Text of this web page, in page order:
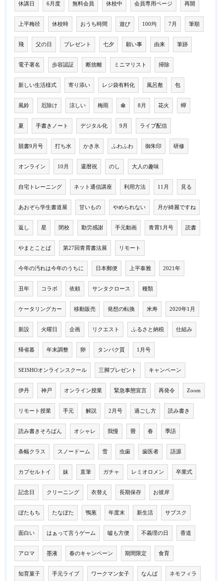
休講日 6月度 無料会員 休校中 会員専用ページ 再開
上平梅径 休校時 おうち時間 遊び 100均 7月 筆順
飛 父の日 プレゼント 七夕 願い事 由来 筆跡
電子署名 歩容認証 断捨離 ミニマリスト 掃除
新しい生活様式 寄り添い レジ袋有料化 風呂敷 包
風鈴 厄除け 涼しい 梅雨 傘 8月 花火 蟬
夏 手書きノート デジタル化 9月 ライブ配信
競書9月号 打ち水 かき氷 ふわふわ 御朱印 研修
オンライン 10月 還暦祝 のし 大人の趣味
自宅トレーニング ネット通信講座 利用方法 11月 見る
あおぞら学生書道展 甘いもの やめられない 月が綺麗ですね
返し 星 閉校 勤労感謝 手元動画 青霄1月号 読書
やまとことば 第27回青霄書法展 リモート
今年の汚れは今年のうちに 日本郵便 上平泰雅 2021年
丑年 コラボ 依頼 サンタクロース 種類
ケータリングカー 移動販売 発想の転換 米寿 2020年1月
新設 火曜日 企画 リクエスト ふるさと納税 仕組み
帰省暮 年末調整 卵 タンパク質 1月号
SEISHOオンラインスクール 三脚プレゼント キャンペーン
伊丹 神戸 オンライン授業 緊急事態宣言 再発令 Zoom
リモート授業 手元 解説 2月号 過ごし方 読み書き
読み書きそろばん オシャレ 我慢 畳 春 季語
条幅クラス スノードーム 雪 虫歯 歯医者 語源
カプセルトイ 妹 直筆 ガチャ レミオロメン 卒業式
記念日 クリーニング 衣替え 長期保存 お彼岸
ぼたもち たなぼた 鴨葱 年度末 新生活 サブスク
面白い はぁって言うゲーム 嘘も方便 不義理の日 香道
アロマ 墨液 春のキャンペーン 期間限定 食育
知育菓子 手元ライブ ワークマン女子 なんば ネモフィラ